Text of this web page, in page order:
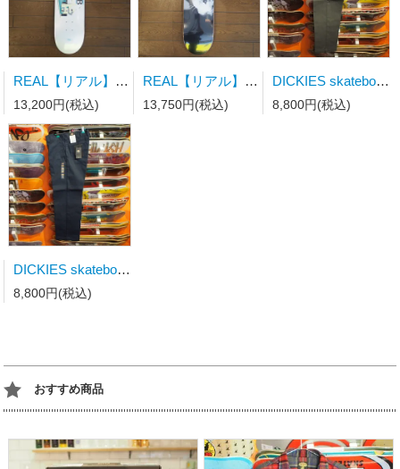
REAL【リアル】スケートボードデッキ TEAM EMB 8.06" x 31.8"wb14.38
13,200円(税込)
REAL【リアル】スケートボードデッキ REAL x JAWBREAKER MASON UNFUN 8.06" x 31.8"wb14.38
13,750円(税込)
DICKIES skateboarding【ディッキーズエスビー】 ツイルパンツ レギュラーフィット チャコールグレー
8,800円(税込)
DICKIES skateboarding【ディッキーズエスビー】 ツイルパンツ レギュラーフィット ダークネイビー 36/30インチ
8,800円(税込)
おすすめ商品